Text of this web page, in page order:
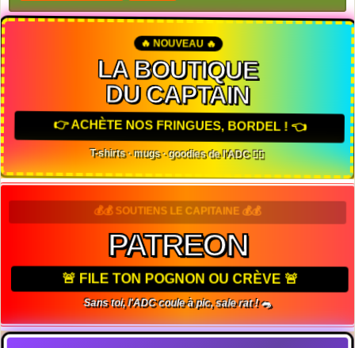
🔥 NOUVEAU 🔥
LA BOUTIQUE
DU CAPTAIN
👉 ACHÈTE NOS FRINGUES, BORDEL ! 👈
T-shirts · mugs · goodies de l'ADC 🏴‍☠️
💰💰 SOUTIENS LE CAPITAINE 💰💰
PATREON
🚨 FILE TON POGNON OU CRÈVE 🚨
Sans toi, l'ADC coule à pic, sale rat ! 🐀